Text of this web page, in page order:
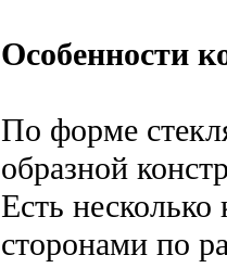
Особенности
По форме
образной
Есть
сторонами по